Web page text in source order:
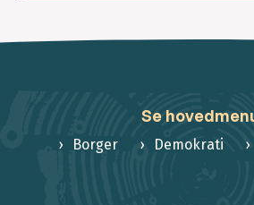
Se
Borger Demokrati